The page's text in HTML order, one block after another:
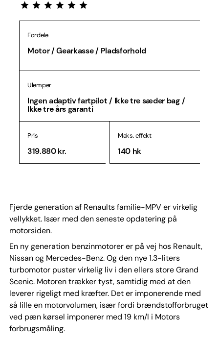
Fordele
Motor / Gearkasse / Pladsforhold
Ulemper
Ingen adaptiv fartpilot / Ikke tre sæder bag /
Ikke tre års garanti
Pris
319.880 kr.
Maks. effekt
140 hk
Fjerde generation af Renaults familie-MPV er virkelig
vellykket. Især med den seneste opdatering på
motorsiden.
En ny generation benzinmotorer er på vej hos Renault,
Nissan og Mercedes-Benz. Og den nye 1.3-liters
turbomotor puster virkelig liv i den ellers store Grand
Scenic. Motoren trækker tyst, samtidig med at den
leverer rigeligt med kræfter. Det er imponerende med
så lille en motorvolumen, især fordi brændstofforbruget
ved pæn kørsel imponerer med 19 km/l i Motors
forbrugsmåling.